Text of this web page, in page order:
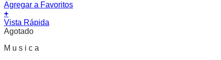
Agregar a Favoritos
+
Vista Rápida
Agotado
M u s i c a